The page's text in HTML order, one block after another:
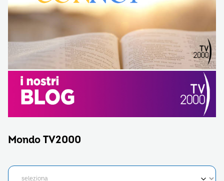
Mondo TV2000